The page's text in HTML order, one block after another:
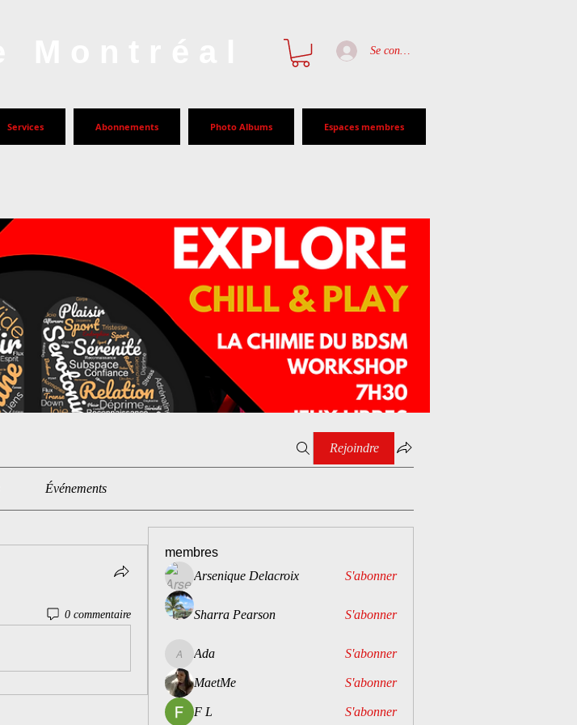
Se connecter
Services Abonnements Photo Albums Espaces membres
Rejoindre
Événements
0 commentaire
membres
Arsenique Delacroix
S'abonner
Sharra Pearson S'abonner
Ada S'abonner
MaetMe S'abonner
F L S'abonner